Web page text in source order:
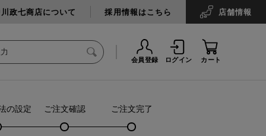
政七商店について 採用情報はこちら 店舗情報
会員登録 ログイン カート
の設定 ご注文確認 ご注文完了